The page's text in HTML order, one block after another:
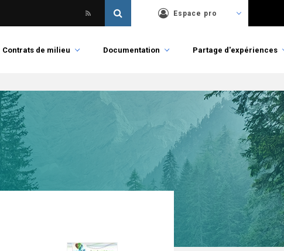
Espace pro
Contrats de milieu Documentation Partage d'expériences